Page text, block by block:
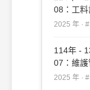
08：工料
#135396
2025 年 ·
114年 -
07：維
#135395
2025 年 ·